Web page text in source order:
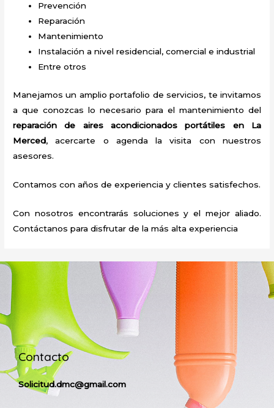
Prevención
Reparación
Mantenimiento
Instalación a nivel residencial, comercial e industrial
Entre otros
Manejamos un amplio portafolio de servicios, te invitamos
a que conozcas lo necesario para el mantenimiento del
reparación de aires acondicionados portátiles
en La
Merced, acercarte o agenda la visita con nuestros
asesores.
Contamos con años de experiencia y clientes satisfechos.
Con nosotros encontrarás soluciones y el mejor aliado.
Contáctanos para disfrutar de la más alta experiencia
Contacto
Solicitud.dmc@gmail.com